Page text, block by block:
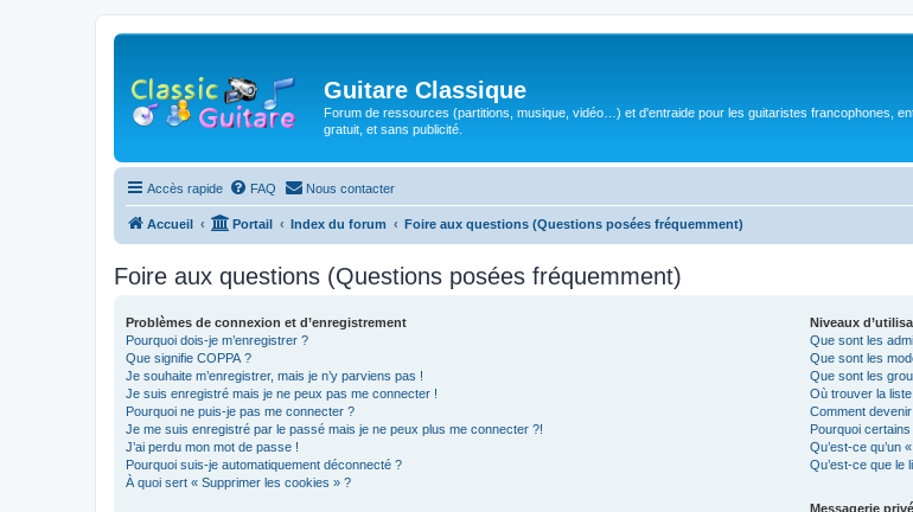
Guitare Classique
Forum de ressources (partitions, musique, vidéo…) et d'entraide pour les guitaristes francophones,
gratuit, et sans publicité.
Accès rapide FAQ Nous contacter
Accueil Portail Index du forum Foire aux questions (Questions posées fréquemment)
Foire aux questions (Questions posées fréquemment)
Problèmes de connexion et d’enregistrement
Pourquoi dois-je m’enregistrer ?
Que signifie COPPA ?
Je souhaite m’enregistrer, mais je n’y parviens pas !
Je suis enregistré mais je ne peux pas me connecter !
Pourquoi ne puis-je pas me connecter ?
Je me suis enregistré par le passé mais je ne peux plus me connecter ?!
J’ai perdu mon mot de passe !
Pourquoi suis-je automatiquement déconnecté ?
À quoi sert « Supprimer les cookies » ?
Niveaux
Que sont les
Que sont les
Que sont les
Où trouver la
Comment
Pourquoi
Qu’est-ce qu’un
Qu’est-ce que le
Messagerie